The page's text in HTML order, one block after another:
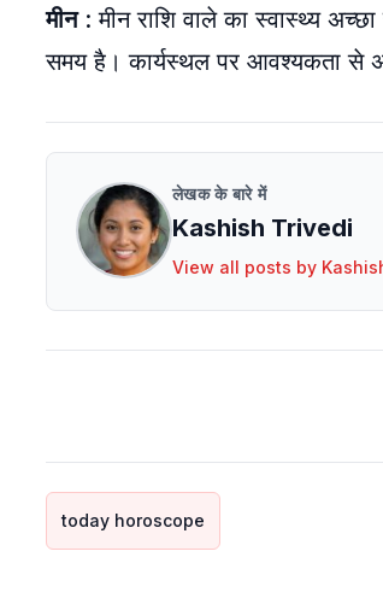
मीन: मीन राशि वाले का स्वास्थ्य
समय है। कार्यस्थल पर आवश्यकता से
लेखक के बारे में
Kashish Trivedi
View all posts by
today horoscope